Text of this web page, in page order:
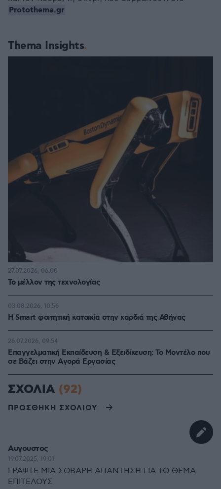
Thema Insights
Το μέλλον της τεχνολογίας
27.07.2026, 06:00
Η Smart φοιτητική κατοικία στην καρδιά της Αθήνας
03.08.2026, 10:56
Επαγγελματική Εκπαίδευση & Εξειδίκευση: Το Mοντέλο που
σε Bάζει στην Aγορά Eργασίας
26.07.2026, 09:54
Protothema.gr
ΣΧΟΛΙΑ (92)
ΠΡΟΣΘΗΚΗ ΣΧΟΛΙΟΥ
Αυγουστος
19.07.2025, 19:01
ΓΡΑΨΤΕ ΜΙΑ ΣΟΒΑΡΗ ΑΠΑΝΤΗΣΗ ΓΙΑ ΤΟ ΘΕΜΑ
ΕΠΙΤΕΛΟΥΣ